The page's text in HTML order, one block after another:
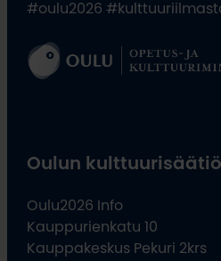
#oulu2026
Oulun kulttuurisäätiö
Oulu2026 Info
Kauppurienkatu 10
Kauppakeskus Pekuri 2krs